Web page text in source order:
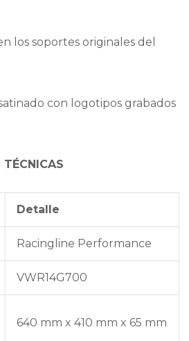
los soportes originales del
con logotipos grabados
TÉCNICAS
Detalle
Racingline Performance
VWR14G700
640 mm x 410 mm x 65 mm